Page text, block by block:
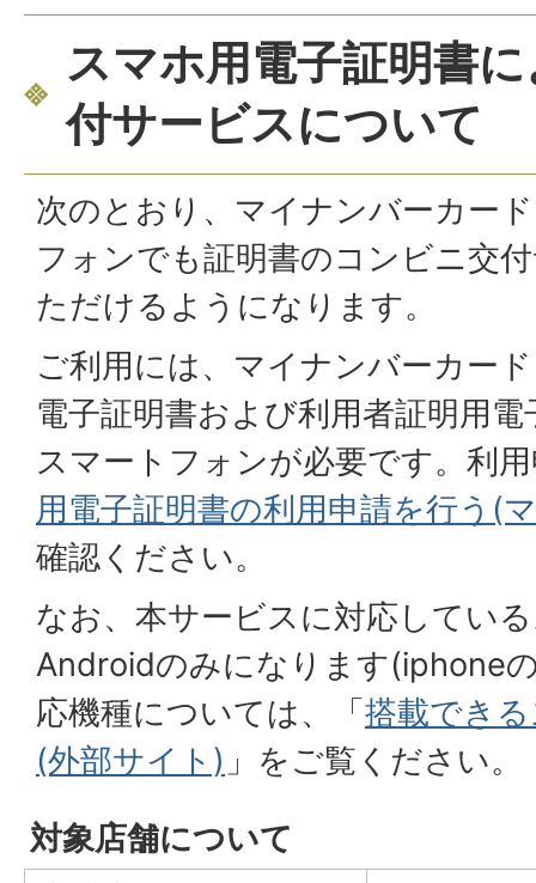
スマホ用電子証明書
付サービスについて
次のとおり、マイナンバーカー
フォンでも証明書のコンビニ交
ただけるようになります。
ご利用には、マイナンバーカー
電子証明書および利用者証明用
スマートフォンが必要です。利
用電子証明書の利用申請を行う(
確認ください。
なお、本サービスに対応してい
Androidのみになります(iphone
応機種については、「搭載でき
(外部サイト) 」をご覧ください。
対象店舗について